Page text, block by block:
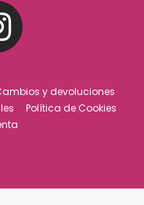
y devoluciones
Política de Cookies